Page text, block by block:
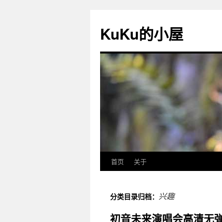
KuKu的小屋
首页 关于
分类目录归档： 兴趣
初音未来演唱会高清无